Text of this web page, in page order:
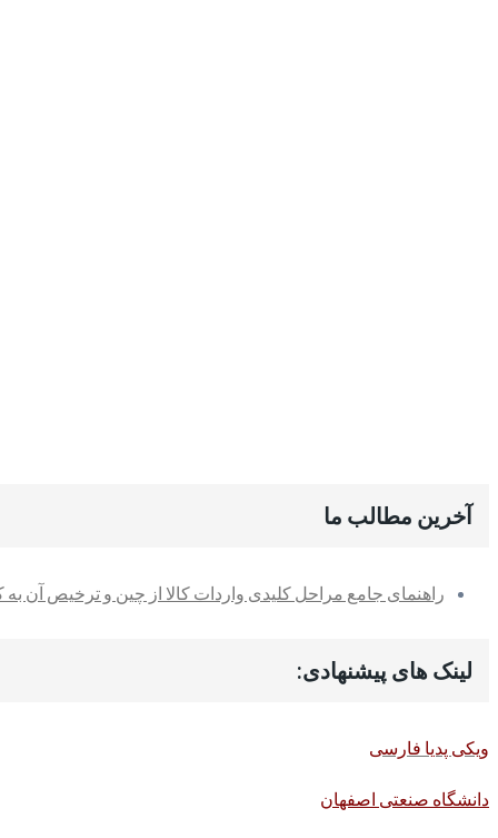
آخرین مطالب ما
راهنمای جامع مراحل کلیدی واردات کالا از چین و ترخیص آن به
لینک های پیشنهادی:
ویکی پدیا فارسی
دانشگاه صنعتی اصفهان